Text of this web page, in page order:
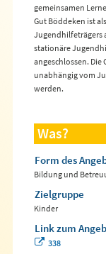
gemeinsamen
Gut Böddeken ist
Jugendhilfeträgers
stationäre
angeschlossen. Die
unabhängig vom
werden.
Was?
Form des
Bildung und
Zielgruppe
Kinder
Link zum
338